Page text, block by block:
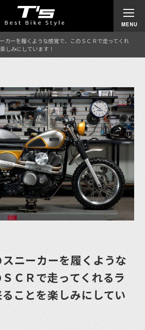
カーを履くような感覚で、このＳＣＲで走ってくれ
しみにしています！
ニーカーを履くような
ＣＲで走ってくれるラ
ことを楽しみにしてい